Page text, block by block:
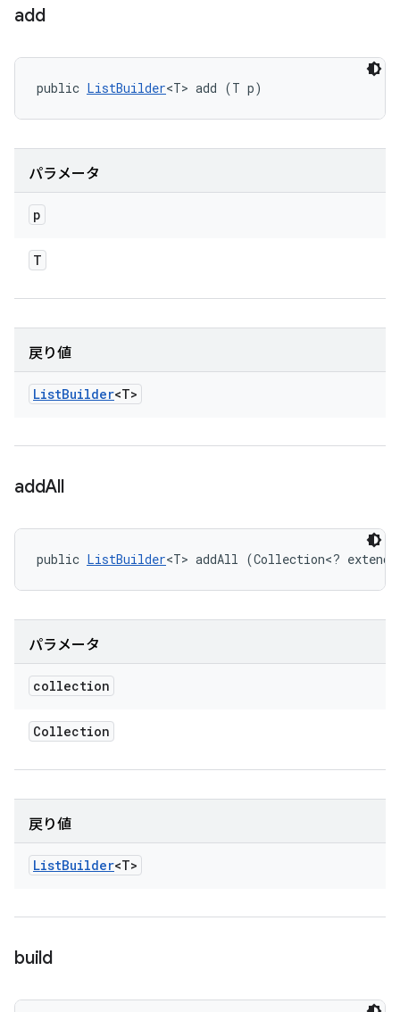
add
public ListBuilder<T> add (T p)
パラメータ
p
T
戻り値
ListBuilder<T>
addAll
public ListBuilder<T> addAll (Collection<?
パラメータ
collection
Collection
戻り値
ListBuilder<T>
build